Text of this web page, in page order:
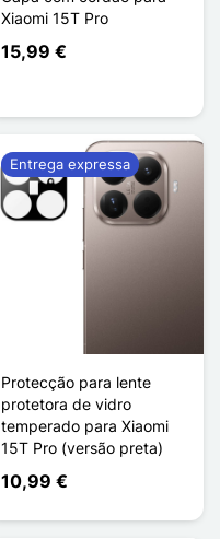
Xiaomi 15T Pro
15,99 €
Protecção para lente
protetora de vidro
temperado para Xiaomi
15T Pro (versão preta)
10,99 €
Entrega expressa